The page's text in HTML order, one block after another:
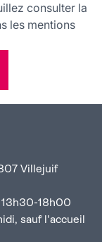
consulter la
les mentions
Villejuif
18h00
sauf l'accueil